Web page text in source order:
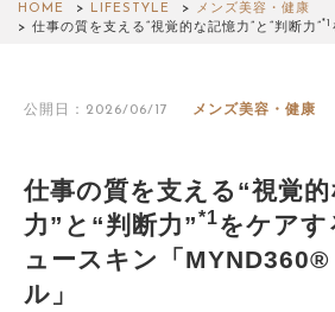
HOME LIFESTYLE
メンズ美容・健康
仕事の質を支える“視覚的な記憶力”と“判断力”*1
公開日：2026/06/17 メンズ美容・健康
仕事の質を支える“視覚
力”と“判断力”*1をケアす
ュースキン「
ル」